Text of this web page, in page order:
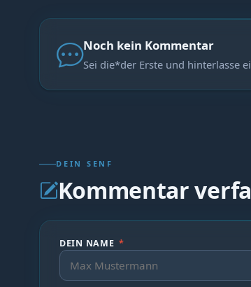
Noch kein Kommentar
Sei die*der Erste und hinterlasse
DEIN SENF
Kommentar
DEIN NAME *